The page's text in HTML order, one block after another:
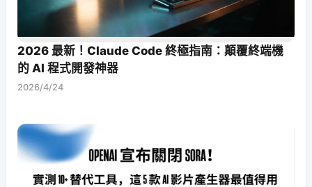
2026 最新！Claude Code 終極指南：顛覆終端機
的 AI 程式開發神器
2026/4/24